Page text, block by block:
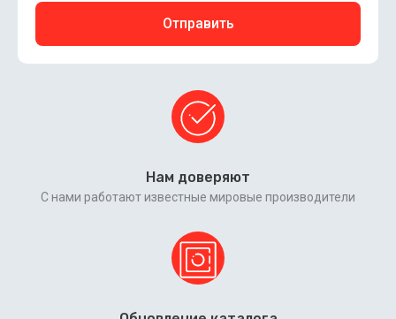
Отправить
Нам доверяют
С нами работают известные мировые производители